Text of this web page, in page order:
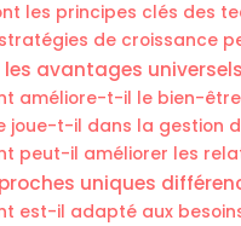
les principes clés des
de croissance
avantages
améliore-t-il le bien-
joue-t-il dans la gestion
peut-il améliorer les
uniques
est-il adapté aux